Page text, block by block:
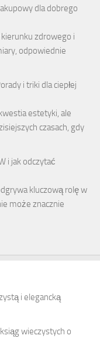
dla dobrego
zdrowego i
odpowiednie
i triki dla ciepłej
estetyki, ale
czasach, gdy
i jak odczytać
kluczową rolę w
może znacznie
i elegancką
wieczystych o